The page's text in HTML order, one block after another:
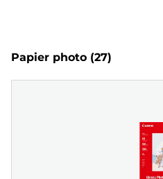
Papier photo (27)